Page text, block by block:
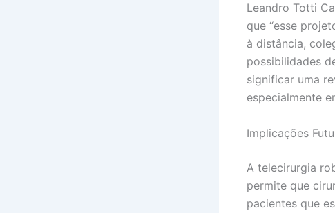
Leandro Totti
que “esse
à distância,
possibilidades
significar uma
especialmente
Implicações
A telecirurgia
permite que
pacientes que